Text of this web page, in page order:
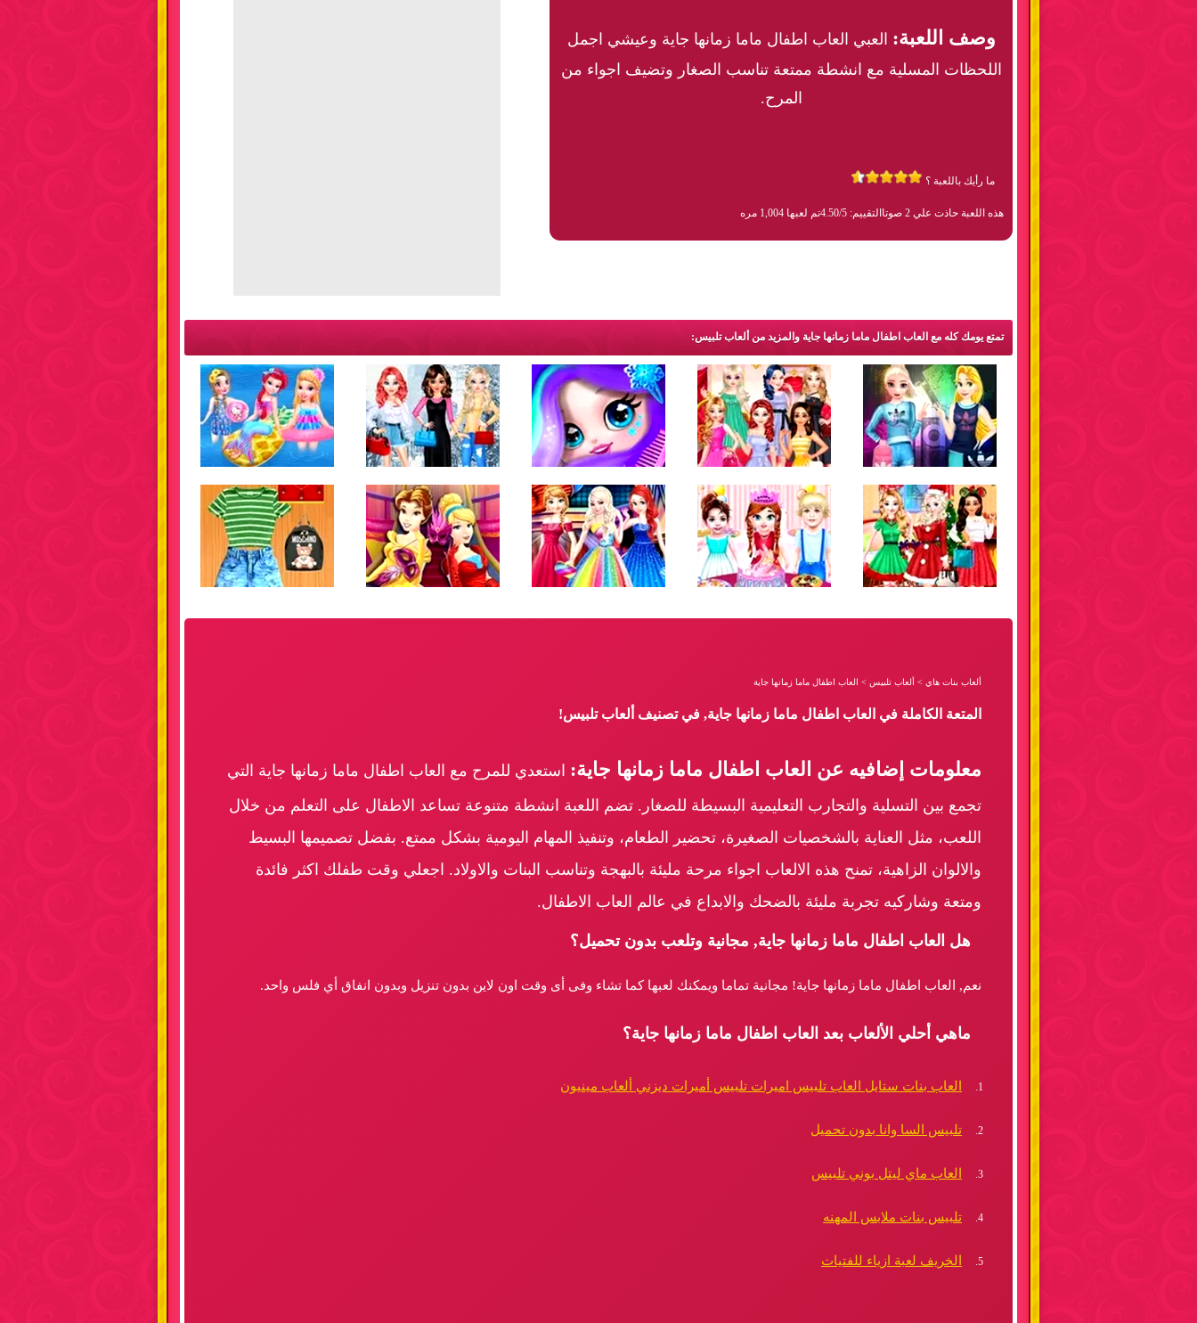
وصف اللعبة: العبي العاب اطفال ماما زمانها جاية وعيشي اجمل
اللحظات المسلية مع انشطة ممتعة تناسب الصغار وتضيف اجواء من
المرح.
ما رأيك باللعبة ؟
هذه اللعبة حاذت علي 2 صوتا التقييم: 4.50/5 تم لعبها 1,004 مره
تمتع يومك كله مع العاب اطفال ماما زمانها جاية والمزيد من ألعاب تلبيس:
ألعاب بنات هاي > ألعاب تلبيس > العاب اطفال ماما زمانها جاية
المتعة الكاملة في العاب اطفال ماما زمانها جاية, في تصنيف ألعاب تلبيس!
معلومات إضافيه عن العاب اطفال ماما زمانها جاية: استعدي للمرح مع العاب اطفال ماما زمانها جاية التي
تجمع بين التسلية والتجارب التعليمية البسيطة للصغار. تضم اللعبة انشطة متنوعة تساعد الاطفال على التعلم من خلال
اللعب، مثل العناية بالشخصيات الصغيرة، تحضير الطعام، وتنفيذ المهام اليومية بشكل ممتع. بفضل تصميمها البسيط
والالوان الزاهية، تمنح هذه الالعاب اجواء مرحة مليئة بالبهجة وتناسب البنات والاولاد. اجعلي وقت طفلك اكثر فائدة
ومتعة وشاركيه تجربة مليئة بالضحك والابداع في عالم العاب الاطفال.
هل العاب اطفال ماما زمانها جاية, مجانية وتلعب بدون تحميل؟
نعم, العاب اطفال ماما زمانها جاية! مجانية تماما ويمكنك لعبها كما تشاء وفى أى وقت اون لاين بدون تنزيل وبدون انفاق أي فلس واحد.
ماهي أحلي الألعاب بعد العاب اطفال ماما زمانها جاية؟
العاب بنات ستايل العاب تلبيس اميرات تلبيس أميرات ديزني ألعاب مينيون
تلبيس السا وانا بدون تحميل
العاب ماي ليتل بوني تلبيس
تلبيس بنات ملابس المهنه
الخريف لعبة ازياء للفتيات